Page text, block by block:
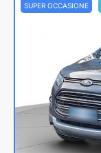
SUPER OCCASIONE